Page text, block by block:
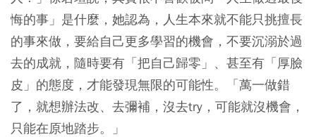
悔的事」是什麼，她認為，人生本來就不能只挑擅長
的事來做，要給自己更多學習的機會，不要沉溺於過
去的成就，隨時要有「把自己歸零」、甚至有「厚臉
皮」的態度，才能發現無限的可能性。「萬一做錯
了，就想辦法改、去彌補，沒去try，可能就沒機會，
只能在原地踏步。」